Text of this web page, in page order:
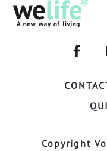
–
Copyright